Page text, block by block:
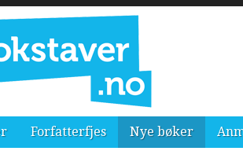
Forfatterfjes Nye bøker